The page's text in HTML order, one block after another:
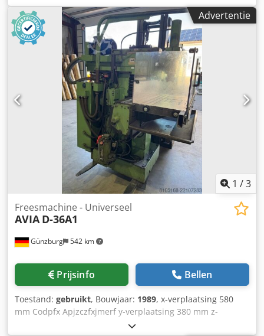
Toerentalbereik hoofdspindel: 50 - 4000 omw/min Aantal
versnellingsstanden: 2 Aandrijfvermogen hoofdspindel: 6
kW Gereedschapopname: ISO 40 Spankracht: 10 kN
Spindelkop: handmatig zwenkbaar ±45° Max.
gereedschapsdiameter: 125 mm Max.
gereedschapsgewicht: 6 kg Tafelopspanvlak: 400 x 800 mm
T-sleuven: 5 x 14 x 80 mm Max. tafelbelasting: 400 kg
Voeding X / Y: 0 – 6000 mm/min Voeding Z: 0 – 4000
mm/min Snelgang X / Y: 6000 mm/min Snelgang Z: 4000
mm/min Totale aansluitwaarde: 10 kW Benodigde ruimte l
x b x h: 2850 x 3350 x 2000 mm Machinegewicht: 2100 kg
Advertentie
1 /3
Günzburg 542 km
Freesmachine - Universeel
AVIA D-36A1
Prijsinfo Bellen
Toestand: gebruikt, Bouwjaar: 1989, x-verplaatsing 580
mm Codpfx Apjzczfxjmerf y-verplaatsing 380 mm z-
verplaatsing 360 mm totaal benodigd vermogen 6 kW